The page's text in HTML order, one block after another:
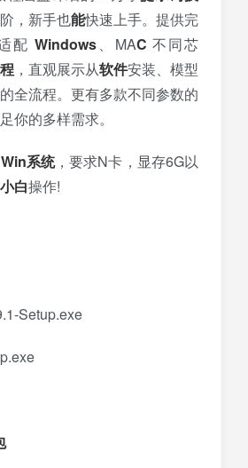
，新手也能快速上手。提供完
配Windows、MAC 不同芯
，直观展示从软件安装、模型
的全流程。更有多款不同参数的
你的多样需求。
Win系统，要求N卡，显存6G以
小白操作!
Setup.exe